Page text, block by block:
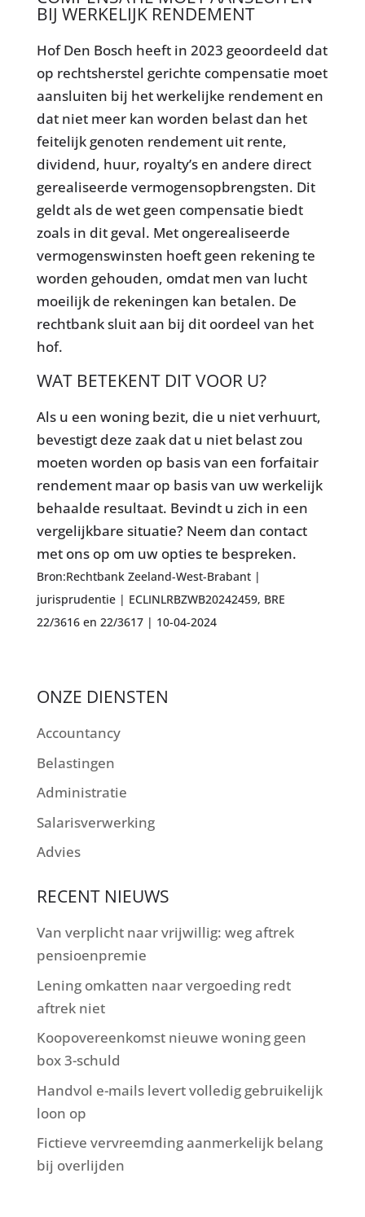
BIJ WERKELIJK RENDEMENT
Hof Den Bosch heeft in 2023 geoordeeld dat
op rechtsherstel gerichte compensatie moet
aansluiten bij het werkelijke rendement en
dat niet meer kan worden belast dan het
feitelijk genoten rendement uit rente,
dividend, huur, royalty’s en andere direct
gerealiseerde vermogensopbrengsten. Dit
geldt als de wet geen compensatie biedt
zoals in dit geval. Met ongerealiseerde
vermogenswinsten hoeft geen rekening te
worden gehouden, omdat men van lucht
moeilijk de rekeningen kan betalen. De
rechtbank sluit aan bij dit oordeel van het
hof.
WAT BETEKENT DIT VOOR U?
Als u een woning bezit, die u niet verhuurt,
bevestigt deze zaak dat u niet belast zou
moeten worden op basis van een forfaitair
rendement maar op basis van uw werkelijk
behaalde resultaat. Bevindt u zich in een
vergelijkbare situatie? Neem dan contact
met ons op om uw opties te bespreken.
Bron:Rechtbank Zeeland-West-Brabant |
jurisprudentie | ECLINLRBZWB20242459, BRE
22/3616 en 22/3617 | 10-04-2024
ONZE DIENSTEN
Accountancy
Belastingen
Administratie
Salarisverwerking
Advies
RECENT NIEUWS
Van verplicht naar vrijwillig: weg aftrek
pensioenpremie
Lening omkatten naar vergoeding redt
aftrek niet
Koopovereenkomst nieuwe woning geen
box 3-schuld
Handvol e-mails levert volledig gebruikelijk
loon op
Fictieve vervreemding aanmerkelijk belang
bij overlijden